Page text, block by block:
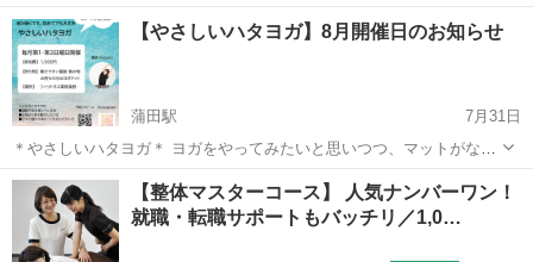
得したい方 副業として始めたい方、将来本業として働きたい方の為に
スクールを開いております。 講師は、整体、オイルマッサージ歴10年
東京 大田区 品川駅 美容健康 民間
【やさしいハタヨガ】8月開催日のお知らせ
蒲田駅
7月31日
＊やさしいハタヨガ＊ ヨガをやってみたいと思いつつ、マットがない
な、ヨガウェアはどうしよう…となかなか始められなかった方にお勧
めのクラスです。 柔術のスタジオで床は柔らかいマットになっていま
すので、ヨガマットは不要...
東京 大田区 蒲田駅 その他 ハタヨガ
【整体マスターコース】 人気ナンバーワン！
就職・転職サポートもバッチリ／1,0…